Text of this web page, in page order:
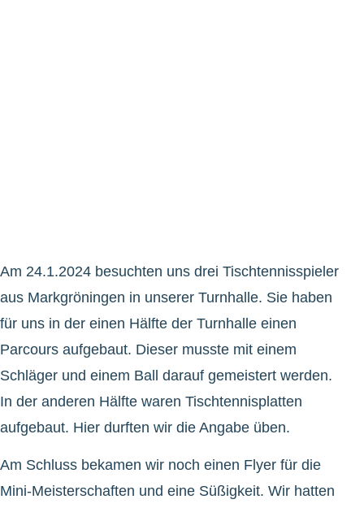
Am 24.1.2024 besuchten uns drei Tischtennisspieler
aus Markgröningen in unserer Turnhalle. Sie haben
für uns in der einen Hälfte der Turnhalle einen
Parcours aufgebaut. Dieser musste mit einem
Schläger und einem Ball darauf gemeistert werden.
In der anderen Hälfte waren Tischtennisplatten
aufgebaut. Hier durften wir die Angabe üben.
Am Schluss bekamen wir noch einen Flyer für die
Mini-Meisterschaften und eine Süßigkeit. Wir hatten